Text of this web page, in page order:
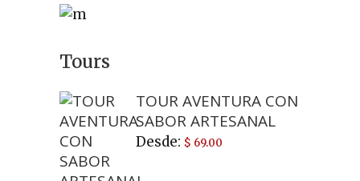
Tours
TOUR AVENTURA CON
SABOR ARTESANAL
Desde: $ 69.00